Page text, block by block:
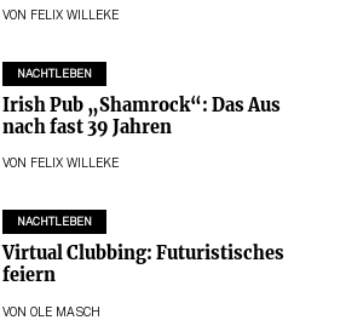
VON FELIX WILLEKE
NACHTLEBEN
Irish Pub „Shamrock“: Das Aus
nach fast 39 Jahren
VON FELIX WILLEKE
NACHTLEBEN
Virtual Clubbing: Futuristisches
feiern
VON OLE MASCH